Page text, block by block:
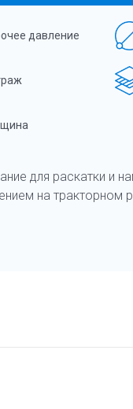
давление
для раскатки и
на тракторном